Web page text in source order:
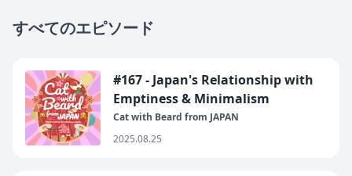
すべてのエピソード
#167 - Japan's Relationship with
Emptiness & Minimalism
Cat with Beard from JAPAN
2025.08.25